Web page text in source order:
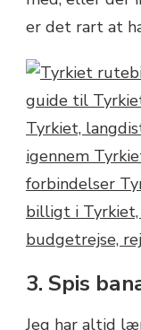
er det rart at
3. Spis
Jeg har altid